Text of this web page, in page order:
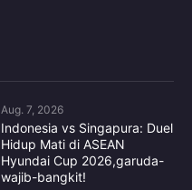
Aug. 7, 2026
Indonesia vs Singapura: Duel
Hidup Mati di ASEAN
Hyundai Cup 2026,garuda-
wajib-bangkit!